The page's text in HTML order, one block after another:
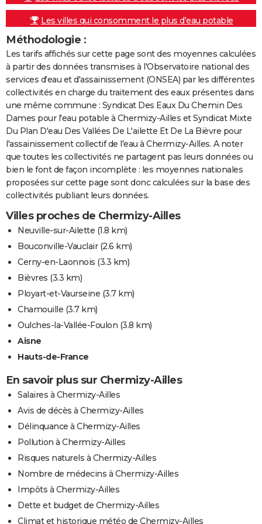
Les villes qui consomment le plus d'eau potable
Méthodologie :
Les tarifs affichés sur cette page sont des moyennes calculées
à partir des données transmises à l'Observatoire national des
services d'eau et d'assainissement (ONSEA) par les différentes
collectivités en charge du traitement des eaux présentes dans
une même commune : Syndicat Des Eaux Du Chemin Des
Dames pour l'eau potable à Chermizy-Ailles et Syndicat Mixte
Du Plan D'eau Des Vallées De L'ailette Et De La Bièvre pour
l'assainissement collectif de l'eau à Chermizy-Ailles. A noter
que toutes les collectivités ne partagent pas leurs données ou
bien le font de façon incomplète : les moyennes nationales
proposées sur cette page sont donc calculées sur la base des
collectivités publiant leurs données.
Villes proches de Chermizy-Ailles
Neuville-sur-Ailette (1.8 km)
Bouconville-Vauclair(2.6 km)
Cerny-en-Laonnois (3.3 km)
Bièvres (3.3 km)
Ployart-et-Vaurseine (3.7 km)
Chamouille (3.7 km)
Oulches-la-Vallée-Foulon (3.8 km)
Aisne
Hauts-de-France
En savoir plus sur Chermizy-Ailles
Salaires à Chermizy-Ailles
Avis de décès à Chermizy-Ailles
Délinquance à Chermizy-Ailles
Pollution à Chermizy-Ailles
Risques naturels à Chermizy-Ailles
Nombre de médecins à Chermizy-Ailles
Impôts à Chermizy-Ailles
Dette et budget de Chermizy-Ailles
Climat et historique météo de Chermizy-Ailles